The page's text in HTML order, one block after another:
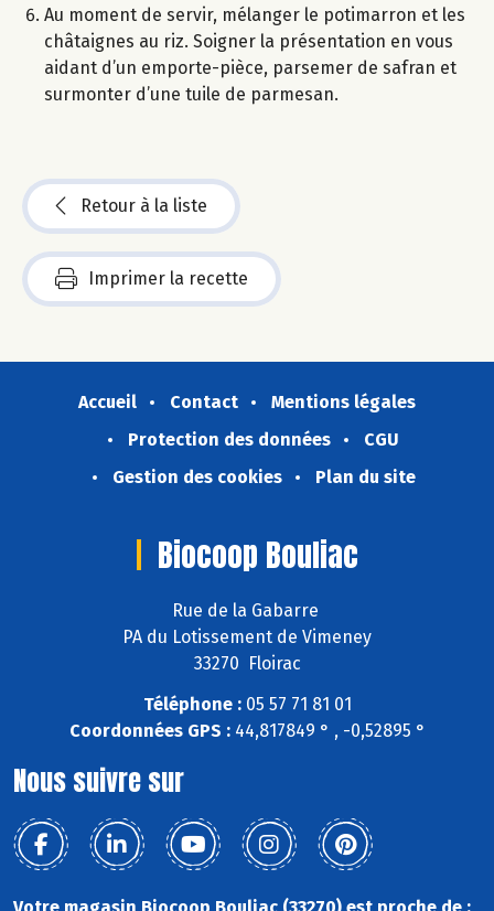
Au moment de servir, mélanger le potimarron et les
châtaignes au riz. Soigner la présentation en vous
aidant d’un emporte-pièce, parsemer de safran et
surmonter d’une tuile de parmesan.
Retour à la liste
Imprimer la recette
Accueil Contact
Mentions légales
Protection des données
CGU
Gestion des cookies
Plan du site
Biocoop Bouliac
Rue de la Gabarre
PA du Lotissement de Vimeney
33270 Floirac
Téléphone :05 57 71 81 01
Coordonnées GPS :44,817849 ° , -0,52895 °
Nous suivre sur